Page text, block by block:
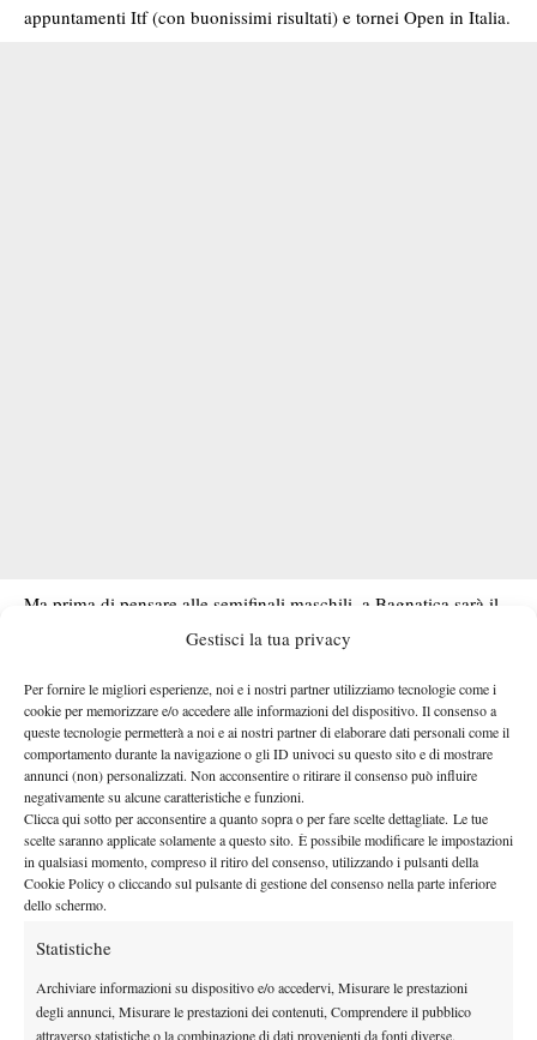
Gestisci la tua privacy
Per fornire le migliori esperienze, noi e i nostri partner utilizziamo tecnologie come i
cookie per memorizzare e/o accedere alle informazioni del dispositivo. Il consenso a
queste tecnologie permetterà a noi e ai nostri partner di elaborare dati personali come il
comportamento durante la navigazione o gli ID univoci su questo sito e di mostrare
annunci (non) personalizzati. Non acconsentire o ritirare il consenso può influire
negativamente su alcune caratteristiche e funzioni.
Clicca qui sotto per acconsentire a quanto sopra o per fare scelte dettagliate. Le tue
scelte saranno applicate solamente a questo sito. È possibile modificare le impostazioni
in qualsiasi momento, compreso il ritiro del consenso, utilizzando i pulsanti della
Cookie Policy o cliccando sul pulsante di gestione del consenso nella parte inferiore
dello schermo.
Statistiche
Archiviare informazioni su dispositivo e/o accedervi, Misurare le prestazioni
degli annunci, Misurare le prestazioni dei contenuti, Comprendere il pubblico
attraverso statistiche o la combinazione di dati provenienti da fonti diverse.
appuntamenti Itf (con buonissimi risultati) e tornei Open in Italia.
Ma prima di pensare alle semifinali maschili, a Bagnatica sarà il
turno delle ragazze, con due sfide – entrambe alle 18.30 – che si
tabellone a contendersi un posto in finale sono arrivate la 2.2
varesina Samira De Stefano, numero uno del tabellone nonché
una delle sole due italiane capaci lo scorso maggio di superare le
qualificazioni del prestigioso Trofeo Bonfiglio (gli Internazionali
d’Italia juniores del Tennis Club Milano), e la 2.4 Chiara
Giaquinta. L’altro posto in finale sarà invece in palio nel duello
fra la finalista del 2021 Elisa Visentin e la bergamasca di origini
indiane Parneet Kaur. La prima, terza testa di serie, ha rischiato
break decisivo una giornata piuttosto grigia (5-7 6-3 10/6 il
punteggio finale). La seconda, invece, ha firmato la sorpresa di